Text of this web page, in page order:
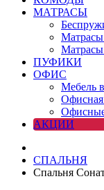
МАТРАСЫ
ПУФИКИ
ОФИС
Мебель
Офисная
АКЦИИ
СПАЛЬНЯ
Спальня